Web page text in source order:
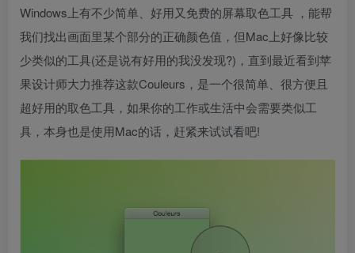
Windows上有不少简单、好用又免费的屏幕取色工具 ，能帮
我们找出画面里某个部分的正确颜色值，但Mac上好像比较
少类似的工具(还是说有好用的我没发现?)，直到最近看到苹
果设计师大力推荐这款Couleurs，是一个很简单、很方便且
超好用的取色工具，如果你的工作或生活中会需要类似工
具，本身也是使用Mac的话，赶紧来试试看吧!